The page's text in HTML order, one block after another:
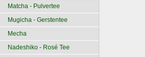
Matcha - Pulvertee
Mugicha - Gerstentee
Mecha
Nadeshiko - Rosé Tee